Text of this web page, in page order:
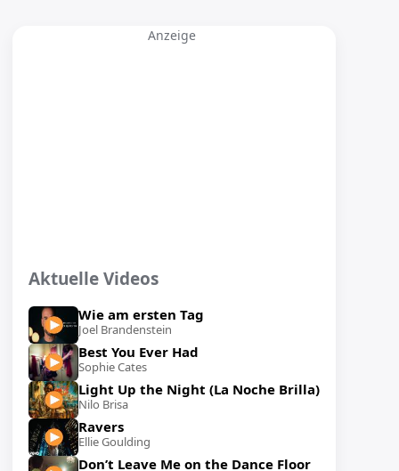
Anzeige
Aktuelle Videos
Wie am ersten Tag
Joel Brandenstein
Best You Ever Had
Sophie Cates
Light Up the Night (La Noche Brilla)
Nilo Brisa
Ravers
Ellie Goulding
Don’t Leave Me on the Dance Floor